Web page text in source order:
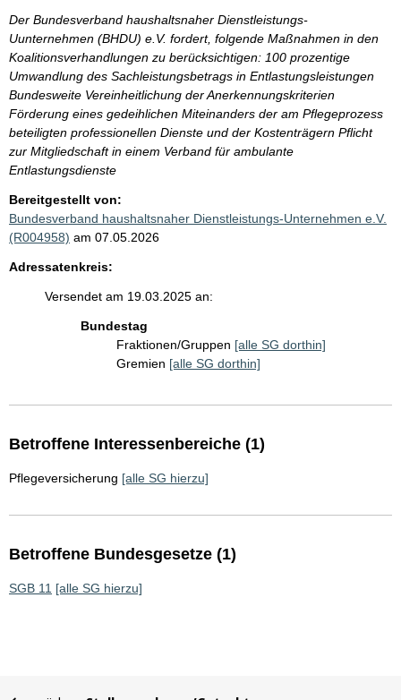
Der Bundesverband haushaltsnaher Dienstleistungs-
Uunternehmen (BHDU) e.V. fordert, folgende Maßnahmen in den
Koalitionsverhandlungen zu berücksichtigen: 100 prozentige
Umwandlung des Sachleistungsbetrags in Entlastungsleistungen
Bundesweite Vereinheitlichung der Anerkennungskriterien
Förderung eines gedeihlichen Miteinanders der am Pflegeprozess
beteiligten professionellen Dienste und der Kostenträgern Pflicht
zur Mitgliedschaft in einem Verband für ambulante
Entlastungsdienste
Bereitgestellt von:
Bundesverband haushaltsnaher Dienstleistungs-Unternehmen e.V.
(R004958) am 07.05.2026
Adressatenkreis:
Versendet am 19.03.2025 an:
Bundestag
Fraktionen/Gruppen [alle SG dorthin]
Gremien [alle SG dorthin]
Betroffene Interessenbereiche (1)
Pflegeversicherung [alle SG hierzu]
Betroffene Bundesgesetze (1)
SGB 11 [alle SG hierzu]